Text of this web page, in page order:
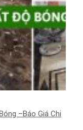
–Báo Giá Chi